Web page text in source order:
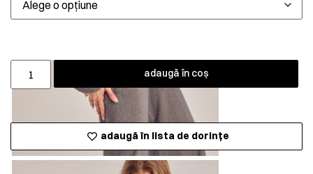
adaugă în coș
adaugă în lista de dorințe